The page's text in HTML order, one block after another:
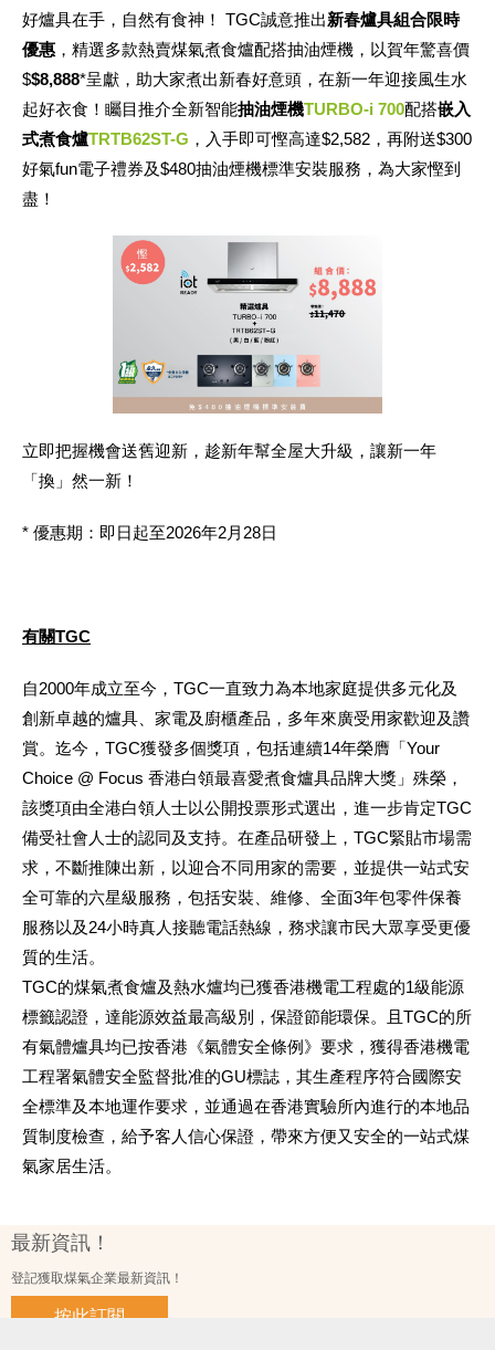
好爐具在手，自然有食神！ TGC誠意推出新春爐具組合限時
優惠 ，精選多款熱賣煤氣煮食爐配搭抽油煙機，以賀年驚喜價
$$8,888*呈獻，助大家煮出新春好意頭，在新一年迎接風生水
起好衣食！矚目推介全新智能抽油煙機TURBO-i 700配搭嵌入
式煮食爐TRTB62ST-G ，入手即可慳高達$2,582，再附送$300
好氣fun電子禮券及$480抽油煙機標準安裝服務，為大家慳到
盡！
立即把握機會送舊迎新，趁新年幫全屋大升級，讓新一年
「換」然一新！
* 優惠期：即日起至2026年2月28日
有關TGC
自2000年成立至今，TGC一直致力為本地家庭提供多元化及
創新卓越的爐具、家電及廚櫃產品，多年來廣受用家歡迎及讚
賞。迄今，TGC獲發多個獎項，包括連續14年榮膺「Your
Choice @ Focus 香港白領最喜愛煮食爐具品牌大獎」殊榮，
該獎項由全港白領人士以公開投票形式選出，進一步肯定TGC
備受社會人士的認同及支持。在產品研發上，TGC緊貼市場需
求，不斷推陳出新，以迎合不同用家的需要，並提供一站式安
全可靠的六星級服務，包括安裝、維修、全面3年包零件保養
服務以及24小時真人接聽電話熱線，務求讓市民大眾享受更優
質的生活。
TGC的煤氣煮食爐及熱水爐均已獲香港機電工程處的1級能源
標籤認證，達能源效益最高級別，保證節能環保。且TGC的所
有氣體爐具均已按香港《氣體安全條例》要求，獲得香港機電
工程署氣體安全監督批准的GU標誌，其生產程序符合國際安
全標準及本地運作要求，並通過在香港實驗所內進行的本地品
質制度檢查，給予客人信心保證，帶來方便又安全的一站式煤
氣家居生活。
最新資訊！
登記獲取煤氣企業最新資訊！
按此訂閱